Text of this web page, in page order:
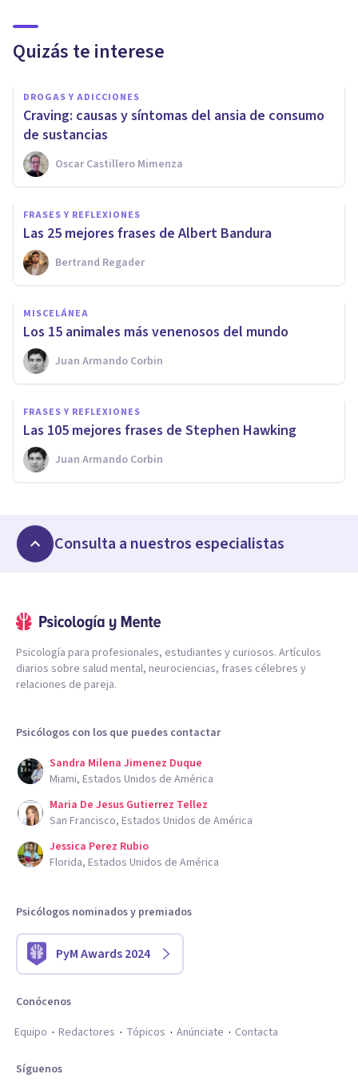
Quizás te interese
DROGAS Y ADICCIONES
Craving: causas y síntomas del ansia de consumo
de sustancias
Oscar Castillero Mimenza
FRASES Y REFLEXIONES
Las 25 mejores frases de Albert Bandura
Bertrand Regader
MISCELÁNEA
Los 15 animales más venenosos del mundo
Juan Armando Corbin
FRASES Y REFLEXIONES
Las 105 mejores frases de Stephen Hawking
Juan Armando Corbin
Consulta a nuestros especialistas
Psicología para profesionales, estudiantes y curiosos. Artículos
diarios sobre salud mental, neurociencias, frases célebres y
relaciones de pareja.
Psicólogos con los que puedes contactar
Sandra Milena Jimenez Duque
Miami, Estados Unidos de América
Maria De Jesus Gutierrez Tellez
San Francisco, Estados Unidos de América
Jessica Perez Rubio
Florida, Estados Unidos de América
Psicólogos nominados y premiados
PyM Awards 2024
Conócenos
Equipo
Redactores Tópicos Anúnciate Contacta
Síguenos